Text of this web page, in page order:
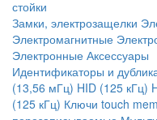
стойки
Замки, электрозащелки
Электромагнитные
Электронные Аксессуары
Идентификаторы и
(13,56 мГц) HID (125 кГц)
(125 кГц) Ключи touch